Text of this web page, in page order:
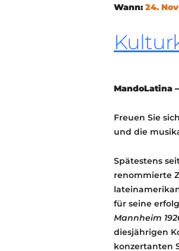
Wann: 24.
MandoLatina
Freuen Sie
und die
Spätestens
renommierte
für seine
Mannheim
diesjährigen
konzertanten